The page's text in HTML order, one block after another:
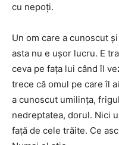
cu nepoți.
Un om care a cunoscut
asta nu e ușor lucru. E
ceva pe fața lui când îl
trece că omul pe care îl
a cunoscut umilința,
nedreptatea, dorul. Nici
față de cele trăite. Ce